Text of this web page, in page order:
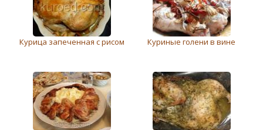
Курица запеченная с рисом Куриные голени в вине